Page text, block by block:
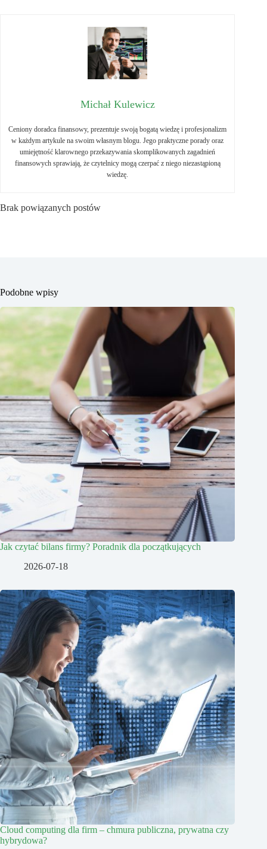
Michał Kulewicz
Ceniony doradca finansowy, prezentuje swoją bogatą wiedzę i profesjonalizm
w każdym artykule na swoim własnym blogu. Jego praktyczne porady oraz
umiejętność klarownego przekazywania skomplikowanych zagadnień
finansowych sprawiają, że czytelnicy mogą czerpać z niego niezastąpioną
wiedzę.
Brak powiązanych postów
Podobne wpisy
Jak czytać bilans firmy? Poradnik dla początkujących
2026-07-18
Cloud computing dla firm – chmura publiczna, prywatna czy
hybrydowa?